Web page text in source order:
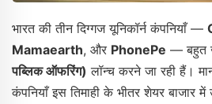
भारत की तीन दिग्गज यूनिकॉर्न कंपनियाँ —
Mamaearth, और PhonePe — बहुत
पब्लिक ऑफरिंग) लॉन्च करने जा रही हैं।
कंपनियाँ इस तिमाही के भीतर शेयर बाजार